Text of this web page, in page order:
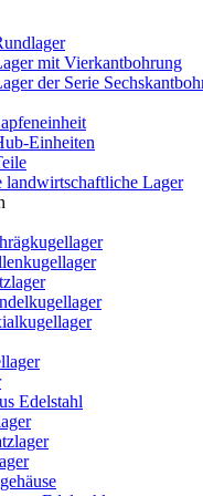
mit Vierkantbohrung
der Serie
Einheiten
landwirtschaftliche Lager
Edelstahl